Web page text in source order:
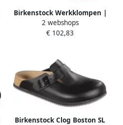
Birkenstock Werkklompen |
zwart | leer | SRA EN 20347
| 1 paar 582634-45
2 webshops
€ 102,83
Birkenstock Clog Boston SL